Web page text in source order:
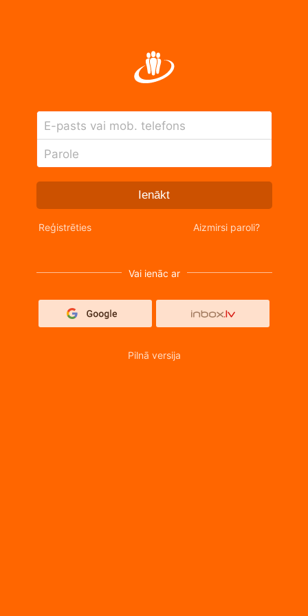
E-pasts vai mob. telefons
Parole
Ienākt
Reģistrēties Aizmirsi paroli?
Vai ienāc ar
Pilnā versija